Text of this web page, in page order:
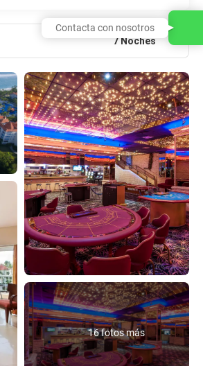
7 Noches
16 fotos más
Contacta con nosotros